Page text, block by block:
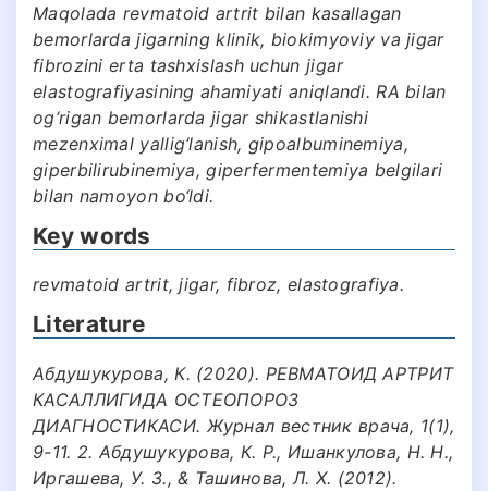
Maqolada revmatoid artrit bilan kasallagan
bemorlarda jigarning klinik, biokimyoviy va jigar
fibrozini erta tashxislash uchun jigar
elastografiyasining ahamiyati aniqlandi. RA bilan
og‘rigan bemorlarda jigar shikastlanishi
mezenximal yallig‘lanish, gipoalbuminemiya,
giperbilirubinemiya, giperfermentemiya belgilari
bilan namoyon bo‘ldi.
Key words
revmatoid artrit, jigar, fibroz, elastografiya.
Literature
Абдушукурова, К. (2020). РЕВМАТОИД АРТРИТ
КАСАЛЛИГИДА ОСТЕОПОРОЗ
ДИАГНОСТИКАСИ. Журнал вестник врача, 1(1),
9-11. 2. Абдушукурова, К. Р., Ишанкулова, Н. Н.,
Иргашева, У. З., & Ташинова, Л. Х. (2012).